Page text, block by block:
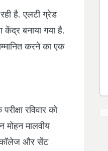
है. एलटी ग्रेड
केंद्र बनाया गया है.
करने का एक
रविवार को
मोहन मालवीय
कॉलेज और सेंट